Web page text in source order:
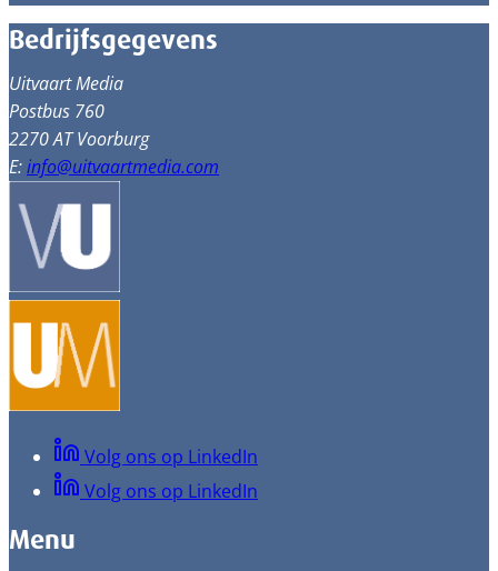
Bedrijfsgegevens
Uitvaart Media
Postbus 760
2270 AT Voorburg
E:info@uitvaartmedia.com
Volg ons op LinkedIn
Volg ons op LinkedIn
Menu